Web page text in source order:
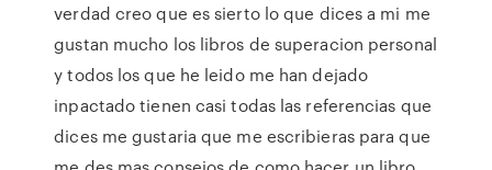
verdad creo que es sierto lo que dices a mi me
gustan mucho los libros de superacion personal
y todos los que he leido me han dejado
inpactado tienen casi todas las referencias que
dices me gustaria que me escribieras para que